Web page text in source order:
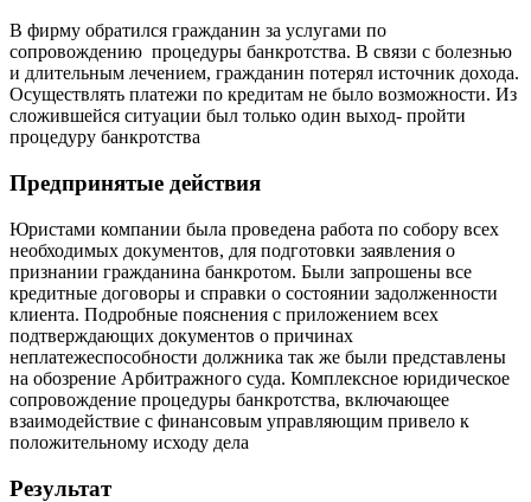
В фирму обратился гражданин за услугами по
сопровождению процедуры банкротства. В связи с болезнью
и длительным лечением, гражданин потерял источник дохода.
Осуществлять платежи по кредитам не было возможности. Из
сложившейся ситуации был только один выход- пройти
процедуру банкротства
Предпринятые действия
Юристами компании была проведена работа по собору всех
необходимых документов, для подготовки заявления о
признании гражданина банкротом. Были запрошены все
кредитные договоры и справки о состоянии задолженности
клиента. Подробные пояснения с приложением всех
подтверждающих документов о причинах
неплатежеспособности должника так же были представлены
на обозрение Арбитражного суда. Комплексное юридическое
сопровождение процедуры банкротства, включающее
взаимодействие с финансовым управляющим привело к
положительному исходу дела
Результат